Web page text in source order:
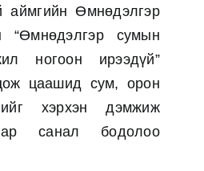
аймгийн Өмнөдэлгэр
“Өмнөдэлгэр сумын
ногоон ирээдүй”
цаашид сум, орон
хэрхэн дэмжиж
санал бодолоо